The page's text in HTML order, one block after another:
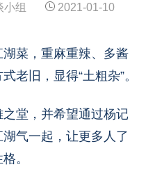
小组
2021-01-10
菜，重麻重辣、多酱
老旧，显得“土粗杂”。
堂，并希望通过杨记
气一起，让更多人了
。